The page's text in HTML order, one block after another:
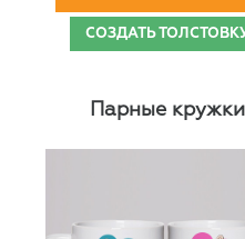
СОЗДАТЬ
Парные кружки